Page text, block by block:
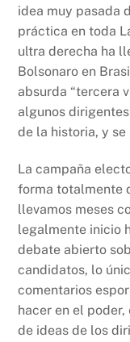
idea muy pasada
práctica en toda
ultra derecha ha
Bolsonaro en
absurda “tercera
algunos
de la historia, y se
La campaña
forma totalmente
llevamos meses
legalmente inicio
debate abierto
candidatos, lo
comentarios
hacer en el
de ideas de los